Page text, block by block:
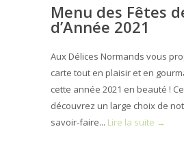
Menu des Fêtes
d’Année 2021
Aux Délices Normands vous
carte tout en plaisir et en
cette année 2021 en beauté !
découvrez un large choix de
savoir-faire... Lire la suite →